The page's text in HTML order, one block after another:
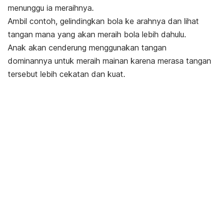
menunggu ia meraihnya.
Ambil contoh, gelindingkan bola ke arahnya dan lihat
tangan mana yang akan meraih bola lebih dahulu.
Anak akan cenderung menggunakan tangan
dominannya untuk meraih mainan karena merasa tangan
tersebut lebih cekatan dan kuat.